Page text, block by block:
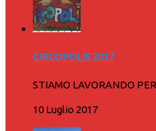
CIRCOPOLIS 2017
STIAMO LAVORANDO PER
10 Luglio 2017